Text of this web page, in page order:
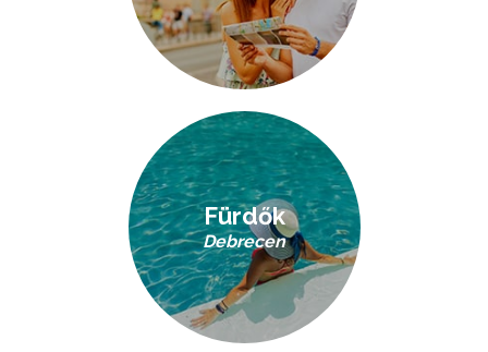
Fürdők
Debrecen